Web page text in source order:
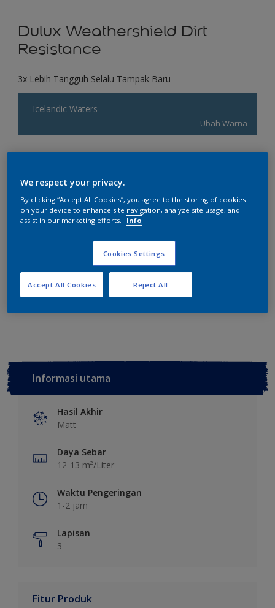
Dulux Weathershield Dirt
Resistance
3x Lebih Tangguh Selalu Tampak Baru
Icelandic Waters
Ubah Warna
Jumlah Kalkulator cat
Tambahkan ke Ruang Kerja
Informasi utama
Hasil Akhir
Matt
Daya Sebar
12-13 m²/Liter
Waktu Pengeringan
1-2 jam
Lapisan
3
Fitur Produk
We respect your privacy.
By clicking “Accept All Cookies”, you agree to the storing of cookies
on your device to enhance site navigation, analyze site usage, and
assist in our marketing efforts.
Info
Cookies Settings
Reject All
Accept All Cookies